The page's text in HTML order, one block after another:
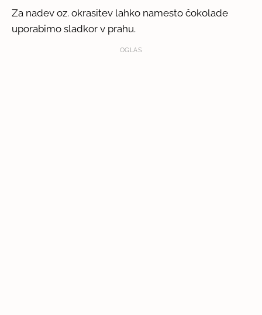
Za nadev oz. okrasitev lahko namesto čokolade
uporabimo sladkor v prahu.
OGLAS